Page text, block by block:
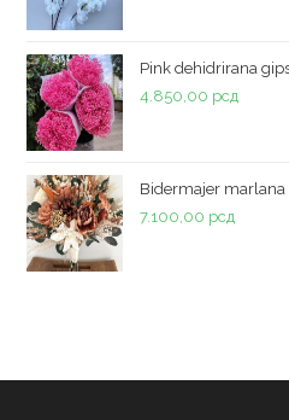
Pink dehidrirana
4.850,00 рсд
Bidermajer marlana
7.100,00 рсд